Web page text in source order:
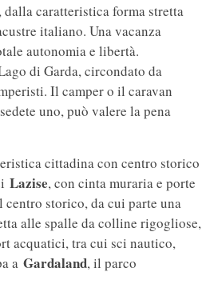
, dalla caratteristica forma stretta
italiano. Una vacanza
autonomia e libertà.
di Garda, circondato da
Il camper o il caravan
uno, può valere la pena
cittadina con centro storico
Lazise, con cinta muraria e porte
storico, da cui parte una
alle spalle da colline rigogliose,
acquatici, tra cui sci nautico,
a Gardaland, il parco